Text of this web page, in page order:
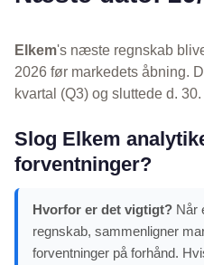
Elkem's næste regnskab
2026 før markedets åbning.
kvartal (Q3) og sluttede d.
Slog Elkem
forventninger?
Hvorfor er det vigtigt? Når
regnskab, sammenligner
forventninger på forhånd.